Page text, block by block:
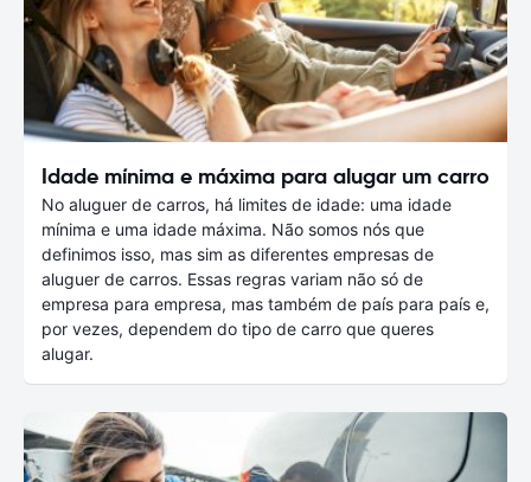
Idade mínima e máxima para alugar um carro
No aluguer de carros, há limites de idade: uma idade
mínima e uma idade máxima. Não somos nós que
definimos isso, mas sim as diferentes empresas de
aluguer de carros. Essas regras variam não só de
empresa para empresa, mas também de país para país e,
por vezes, dependem do tipo de carro que queres
alugar.